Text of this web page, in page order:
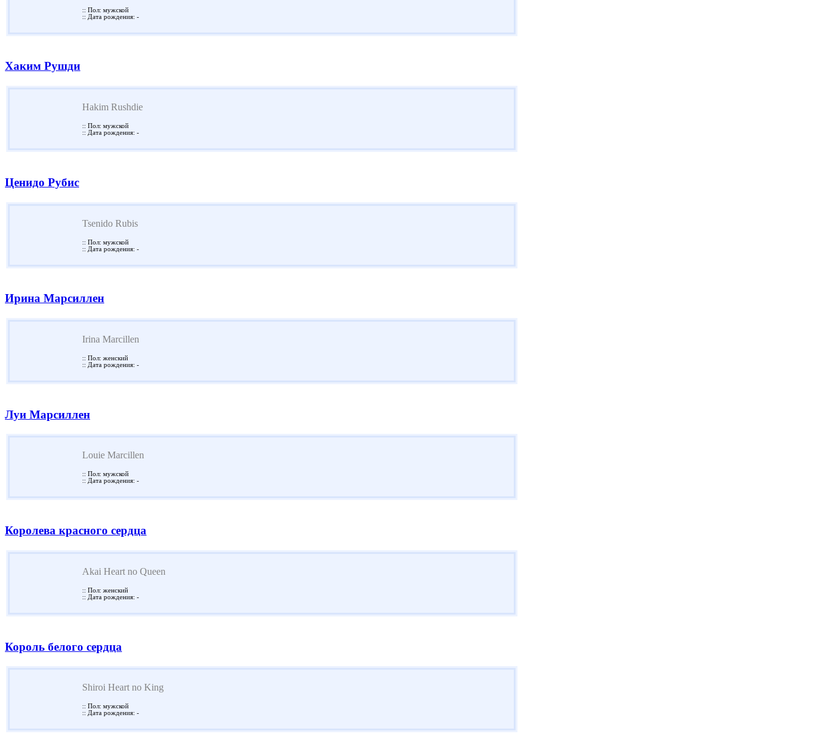
:: Пол: мужской
:: Дата рождения: -
Хаким Рушди
Hakim Rushdie
:: Пол: мужской
:: Дата рождения: -
Ценидо Рубис
Tsenido Rubis
:: Пол: мужской
:: Дата рождения: -
Ирина Марсиллен
Irina Marcillen
:: Пол: женский
:: Дата рождения: -
Луи Марсиллен
Louie Marcillen
:: Пол: мужской
:: Дата рождения: -
Королева красного сердца
Akai Heart no Queen
:: Пол: женский
:: Дата рождения: -
Король белого сердца
Shiroi Heart no King
:: Пол: мужской
:: Дата рождения: -